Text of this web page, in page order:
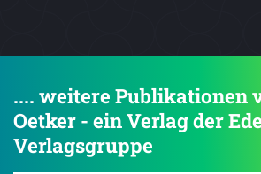
.... weitere Publikationen
Oetker - ein Verlag der
Verlagsgruppe